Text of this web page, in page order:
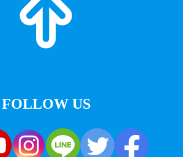
FOLLOW US